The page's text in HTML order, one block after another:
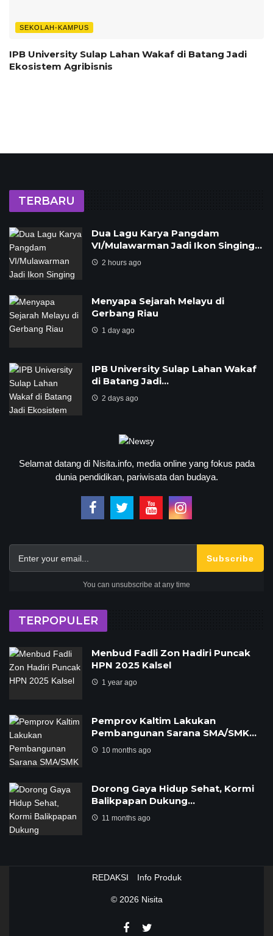
SEKOLAH-KAMPUS
IPB University Sulap Lahan Wakaf di Batang Jadi
Ekosistem Agribisnis
TERBARU
Dua Lagu Karya Pangdam
VI/Mulawarman Jadi Ikon Singing…
2 hours ago
Menyapa Sejarah Melayu di
Gerbang Riau
1 day ago
IPB University Sulap Lahan Wakaf
di Batang Jadi…
2 days ago
Selamat datang di Nisita.info, media online yang fokus pada
dunia pendidikan, pariwisata dan budaya.
Subscribe
You can unsubscribe at any time
TERPOPULER
Menbud Fadli Zon Hadiri Puncak
HPN 2025 Kalsel
1 year ago
Pemprov Kaltim Lakukan
Pembangunan Sarana SMA/SMK…
10 months ago
Dorong Gaya Hidup Sehat, Kormi
Balikpapan Dukung…
11 months ago
REDAKSI Info Produk
© 2026 Nisita